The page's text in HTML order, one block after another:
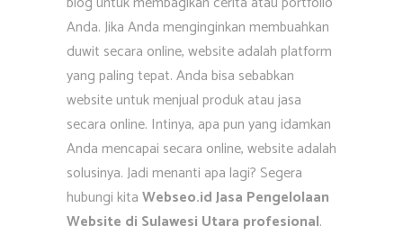
Anda. Jika Anda menginginkan membuahkan
duwit secara online, website adalah platform
yang paling tepat. Anda bisa sebabkan
website untuk menjual produk atau jasa
secara online. Intinya, apa pun yang idamkan
Anda mencapai secara online, website adalah
solusinya. Jadi menanti apa lagi? Segera
hubungi kitaWebseo.id Jasa Pengelolaan
Website di Sulawesi Utara profesional.